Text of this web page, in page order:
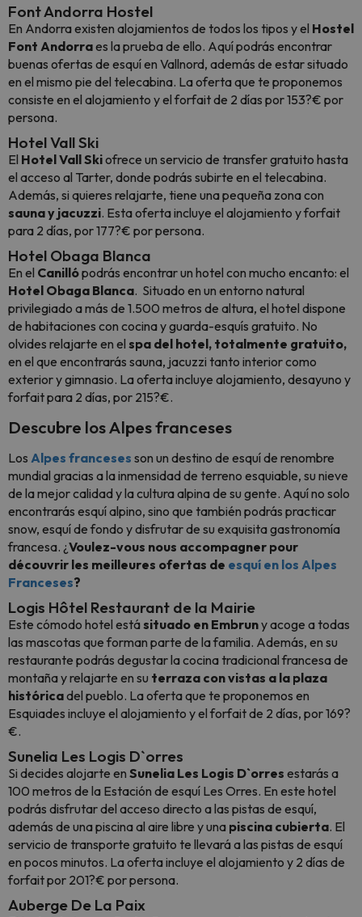
Font Andorra Hostel
En Andorra existen alojamientos de todos los tipos y el Hostel
Font Andorraes la prueba de ello. Aquí podrás encontrar
buenas ofertas de esquí en Vallnord, además de estar situado
en el mismo pie del telecabina. La oferta que te proponemos
consiste en el alojamiento y el forfait de 2 días por 153?€ por
persona.
Hotel Vall Ski
El Hotel Vall Skiofrece un servicio de transfer gratuito hasta
el acceso al Tarter, donde podrás subirte en el telecabina.
Además, si quieres relajarte, tiene una pequeña zona con
sauna y jacuzzi. Esta oferta incluye el alojamiento y forfait
para 2 días, por 177?€ por persona.
Hotel Obaga Blanca
En el Canillópodrás encontrar un hotel con mucho encanto: el
Hotel Obaga Blanca. Situado en un entorno natural
privilegiado a más de 1.500 metros de altura, el hotel dispone
de habitaciones con cocina y guarda-esquís gratuito. No
olvides relajarte en el spa del hotel, totalmente gratuito,
en el que encontrarás sauna, jacuzzi tanto interior como
exterior y gimnasio. La oferta incluye alojamiento, desayuno y
forfait para 2 días, por 215?€.
Descubre los Alpes franceses
Los Alpes franceses son un destino de esquí de renombre
mundial gracias a la inmensidad de terreno esquiable, su nieve
de la mejor calidad y la cultura alpina de su gente. Aquí no solo
encontrarás esquí alpino, sino que también podrás practicar
snow, esquí de fondo y disfrutar de su exquisita gastronomía
francesa. ¿Voulez-vous nous accompagner pour
découvrir les meilleures ofertas de esquí en los Alpes
Franceses?
Logis Hôtel Restaurant de la Mairie
Este cómodo hotel estásituado en Embruny acoge a todas
las mascotas que forman parte de la familia. Además, en su
restaurante podrás degustar la cocina tradicional francesa de
montaña y relajarte en su terraza con vistas a la plaza
históricadel pueblo. La oferta que te proponemos en
Esquiades incluye el alojamiento y el forfait de 2 días, por 169?
€.
Sunelia Les Logis D`orres
Si decides alojarte en Sunelia Les Logis D`orres estarás a
100 metros de la Estación de esquí Les Orres. En este hotel
podrás disfrutar del acceso directo a las pistas de esquí,
además de una piscina al aire libre y una piscina cubierta. El
servicio de transporte gratuito te llevará a las pistas de esquí
en pocos minutos. La oferta incluye el alojamiento y 2 días de
forfait por 201?€ por persona.
Auberge De La Paix